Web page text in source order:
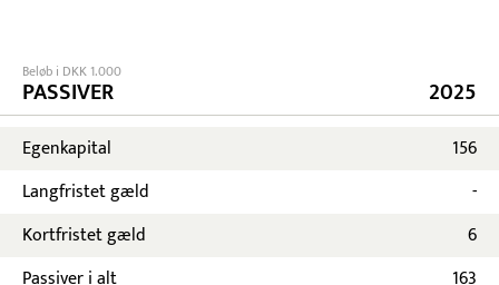
Beløb i DKK 1.000
PASSIVER 2025
Egenkapital
156
Langfristet gæld
-
Kortfristet gæld
6
Passiver i alt
163